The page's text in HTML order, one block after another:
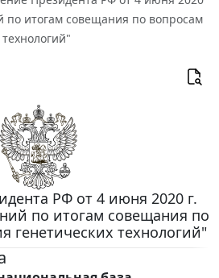
по итогам совещания по вопросам
РФ от 4 июня 2020 г.
по итогам совещания по
генетических технологий"